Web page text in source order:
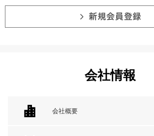
会社情報
会社概要